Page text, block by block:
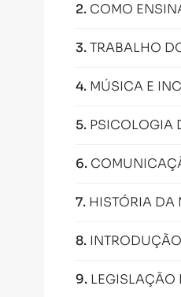
2. COMO
3.TRABALHO
4. MÚSICA E
5. PSICOLOGIA
6.
7. HISTÓRIA DA
8.
9. LEGISLAÇÃO